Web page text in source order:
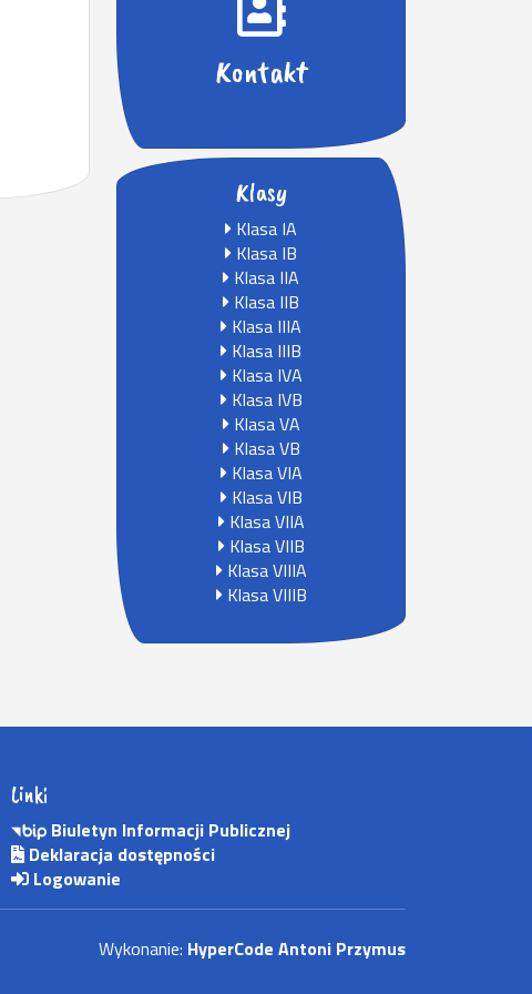
Kontakt
Klasy
Klasa IA
Klasa IB
Klasa IIA
Klasa IIB
Klasa IIIA
Klasa IIIB
Klasa IVA
Klasa IVB
Klasa VA
Klasa VB
Klasa VIA
Klasa VIB
Klasa VIIA
Klasa VIIB
Klasa VIIIA
Klasa VIIIB
Linki
Biuletyn Informacji Publicznej
Deklaracja dostępności
Logowanie
Wykonanie: HyperCode Antoni Przymus